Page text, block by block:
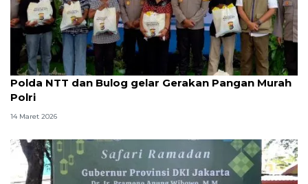
Polda NTT dan Bulog gelar Gerakan Pangan Murah
Polri
14 Maret 2026